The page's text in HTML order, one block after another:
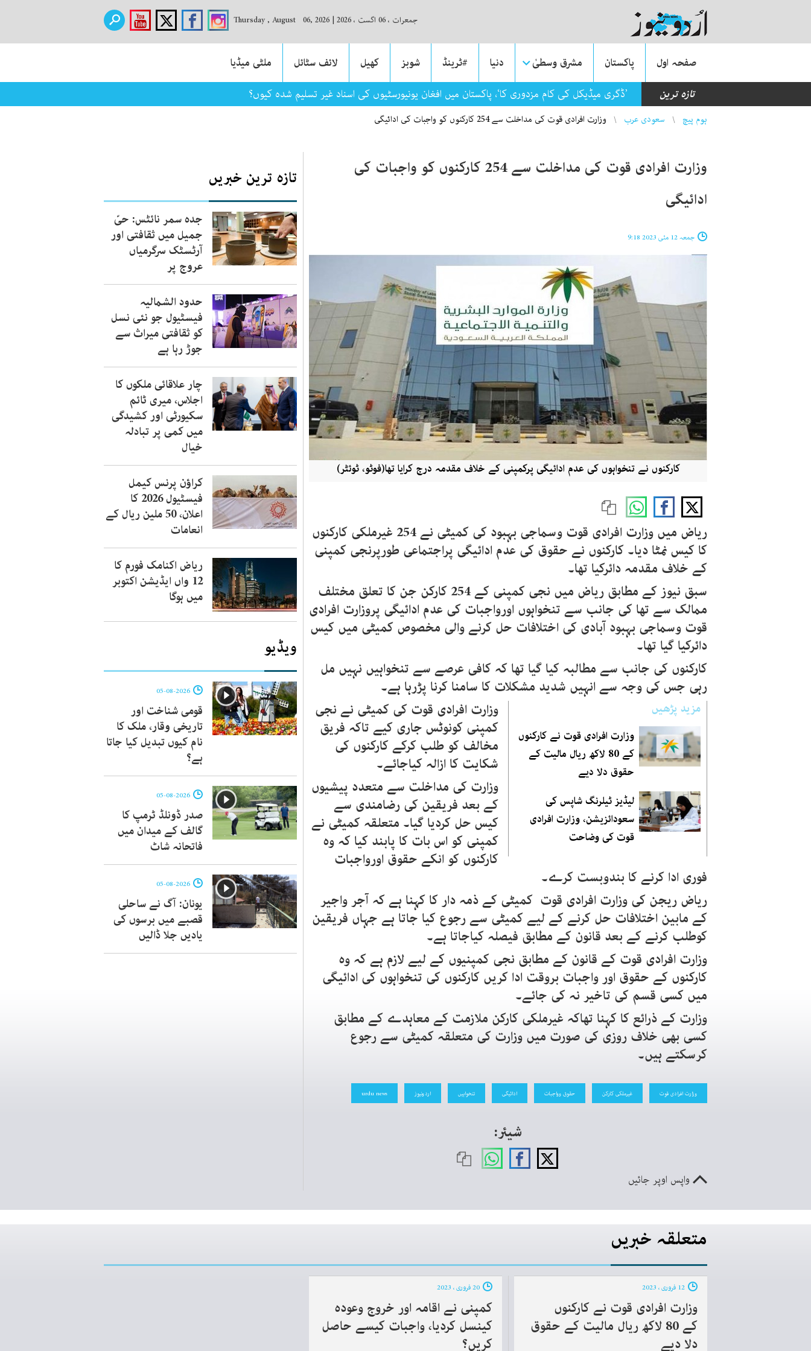
جمعرات ، 06 اگست ، 2026 |
Thursday , August 06, 2026
صفحہ اول پاکستان مشرق وسطیٰ دنیا #ٹرینڈ شوبز کھیل لائف سٹائل
ملٹی میڈیا
تازہ ترین
’ڈگری میڈیکل کی کام مزدوری کا‘، پاکستان میں افغان یونیورسٹیوں کی اسناد غیر تسلیم شدہ کیوں؟
You are here
ہوم پیچ سعودی عرب وزارت افرادی قوت کی مداخلت سے 254 کارکنوں کو واجبات کی ادائیگی
وزارت افرادی قوت کی مداخلت سے 254 کارکنوں کو واجبات کی
ادائیگی
جمعہ 12 مئی 2023 9:18
کارکنوں نے تنخواہوں کی عدم ادائیگی پرکمپنی کے خلاف مقدمہ درج کرایا تھا(فوٹو، ٹوئٹر)
ریاض میں وزارت افرادی قوت وسماجی بہبود کی کمیٹی نے 254 غیرملکی کارکنوں
کا کیس نمٹا دیا۔ کارکنوں نے حقوق کی عدم ادائیگی پراجتماعی طورپرنجی کمپنی
کے خلاف مقدمہ دائرکیا تھا۔
سبق نیوز کے مطابق ریاض میں نجی کمپنی کے 254 کارکن جن کا تعلق مختلف
ممالک سے تھا کی جانب سے تنخواہوں اورواجبات کی عدم ادائیگی پروزارت افرادی
قوت وسماجی بہبود آبادی کی اختلافات حل کرنے والی مخصوص کمیٹی میں کیس
دائرکیا گیا تھا۔
کارکنوں کی جانب سے مطالبہ کیا گیا تھا کہ کافی عرصے سے تنخواہیں نہیں مل
رہی جس کی وجہ سے انہیں شدید مشکلات کا سامنا کرنا پڑرہا ہے۔
مزید پڑھیں
وزارت افرادی قوت نے کارکنوں
کے 80 لاکھ ریال مالیت کے
حقوق دلا دیے
لیڈیز ٹیلرنگ شاپس کی
سعودائزیشن، وزارت افرادی
قوت کی وضاحت
وزارت افرادی قوت کی کمیٹی نے نجی
کمپنی کونوٹس جاری کیے تاکہ فریق
مخالف کو طلب کرکے کارکنوں کی
شکایت کا ازالہ کیاجائے۔
وزارت کی مداخلت سے متعدد پیشیوں
کے بعد فریقین کی رضامندی سے
کیس حل کردیا گیا۔ متعلقہ کمیٹی نے
کمپنی کو اس بات کا پابند کیا کہ وہ
کارکنوں کو انکے حقوق اورواجبات
فوری ادا کرنے کا بندوبست کرے۔
ریاض ریجن کی وزارت افرادی قوت کمیٹی کے ذمہ دار کا کہنا ہے کہ آجر واجیر
کے مابین اختلافات حل کرنے کے لیے کمیٹی سے رجوع کیا جاتا ہے جہاں فریقین
کوطلب کرنے کے بعد قانون کے مطابق فیصلہ کیاجاتا ہے۔
وزارت افرادی قوت کے قانون کے مطابق نجی کمپنیوں کے لیے لازم ہے کہ وہ
کارکنوں کے حقوق اور واجبات بروقت ادا کریں کارکنوں کی تنخواہوں کی ادائیگی
میں کسی قسم کی تاخیر نہ کی جائے۔
وزارت کے ذرائع کا کہنا تھاکہ غیرملکی کارکن ملازمت کے معاہدے کے مطابق
کسی بھی خلاف روزی کی صورت میں وزارت کی متعلقہ کمیٹی سے رجوع
کرسکتے ہیں۔
وزارت افرادی قوت غیرملکی کارکن حقوق وواجبات ادائیگی تنخواہیں اردونیوز urdu news
شیئر:
واپس اوپر جائیں
تازہ ترین خبریں
جدہ سمر نائٹس: حیّ
جمیل میں ثقافتی اور
آرٹسٹک سرگرمیاں
عروج پر
حدود الشمالیہ
فیسٹیول جو نئی نسل
کو ثقافتی میراث سے
جوڑ رہا ہے
چار علاقائی ملکوں کا
اجلاس، میری ٹائم
سکیورٹی اور کشیدگی
میں کمی پر تبادلہ
خیال
کراؤن پرنس کیمل
فیسٹیول 2026 کا
اعلان، 50 ملین ریال کے
انعامات
ریاض اکنامک فورم کا
12 واں ایڈیشن اکتوبر
میں ہوگا
ویڈیو
قومی شناخت اور
تاریخی وقار، ملک کا
نام کیوں تبدیل کیا جاتا
ہے؟
صدر ڈونلڈ ٹرمپ کا
گالف کے میدان میں
فاتحانہ شاٹ
یونان: آگ نے ساحلی
قصبے میں برسوں کی
یادیں جلا ڈالیں
متعلقہ خبریں
وزارت افرادی قوت نے کارکنوں
کے 80 لاکھ ریال مالیت کے حقوق
دلا دیے
کمپنی نے اقامہ اور خروج وعودہ
کینسل کردیا، واجبات کیسے حاصل
کریں؟